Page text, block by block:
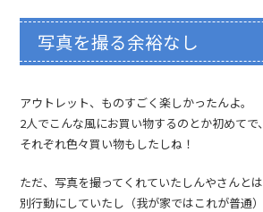
写真を撮る余裕なし
アウトレット、ものすごく楽しかったんよ。
2人でこんな風にお買い物するのとか初めてで、
それぞれ色々買い物もしたしね！
ただ、写真を撮ってくれていたしんやさんとは
別行動にしていたし（我が家ではこれが普通）